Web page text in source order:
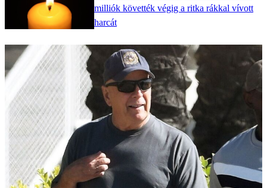
milliók követték végig a ritka rákkal vívott
harcát